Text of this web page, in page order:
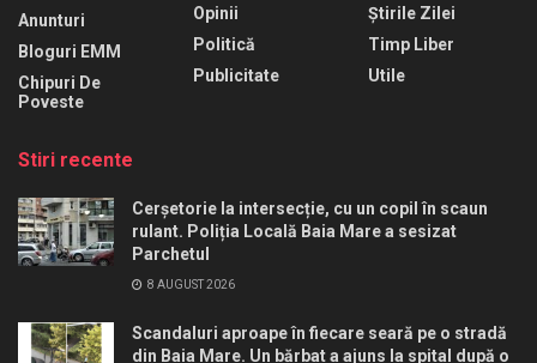
Anunturi
Bloguri EMM
Chipuri De
Poveste
Opinii
Politică
Publicitate
Știrile Zilei
Timp Liber
Utile
Stiri recente
Cerșetorie la intersecție, cu un copil în scaun
rulant. Poliția Locală Baia Mare a sesizat
Parchetul
8 AUGUST 2026
Scandaluri aproape în fiecare seară pe o stradă
din Baia Mare. Un bărbat a ajuns la spital după o